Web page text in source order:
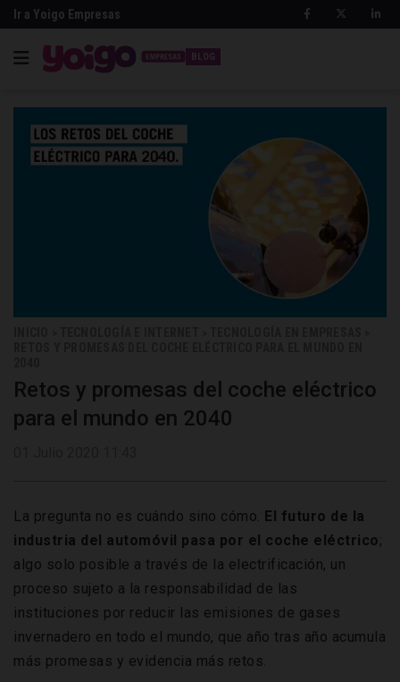
Ir a Yoigo Empresas
BLOG
Retos y promesas del coche eléctrico
para el mundo en 2040
La pregunta no es cuándo sino cómo. El futuro de la
industria del automóvil pasa por el coche eléctrico;
algo solo posible a través de la electrificación, un
proceso sujeto a la responsabilidad de las
instituciones por reducir las emisiones de gases
invernadero en todo el mundo, que año tras año acumula
más promesas y evidencia más retos.